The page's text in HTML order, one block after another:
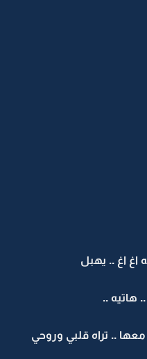
اغ .. يهبل
هاتيه ..
.. تراه قلبي وروحي